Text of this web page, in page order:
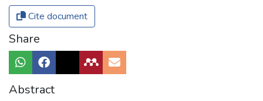
Cite document
Share
Abstract